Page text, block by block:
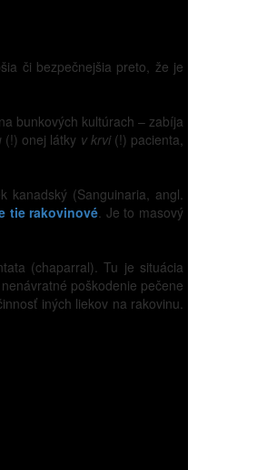
či bezpečnejšia preto, že je
bunkových kultúrach – zabíja
(!) onej látky v krvi(!) pacienta,
kanadský (Sanguinaria, angl.
tie rakovinové. Je to masový
(chaparral). Tu je situácia
poškodenie pečene
iných liekov na rakovinu.